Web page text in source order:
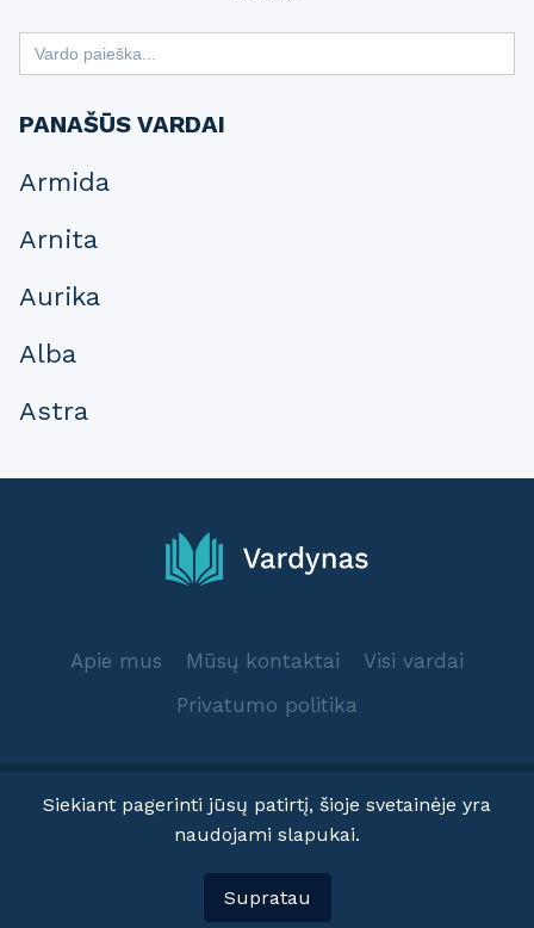
Search
for:
PANAŠŪS VARDAI
Armida
Arnita
Aurika
Alba
Astra
Apie mus Mūsų kontaktai
Visi vardai
Privatumo politika
© 2025 Vardynas.info
Siekiant pagerinti jūsų patirtį, šioje svetainėje yra
naudojami slapukai.
Supratau